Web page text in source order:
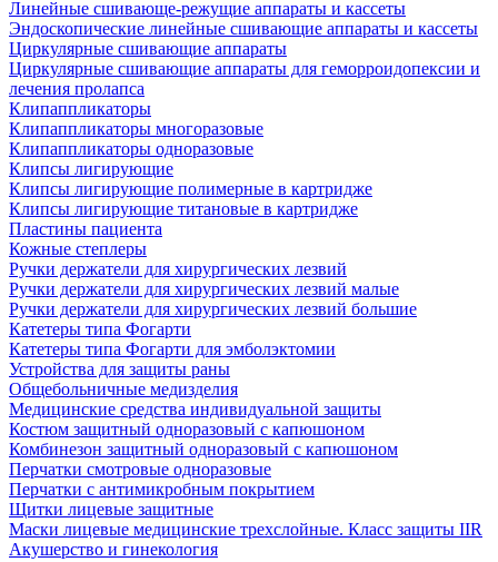
Линейные сшивающе-режущие аппараты и кассеты
Эндоскопические линейные сшивающие аппараты и кассеты
Циркулярные сшивающие аппараты
Циркулярные сшивающие аппараты для геморроидопексии и
лечения пролапса
Клипаппликаторы
Клипаппликаторы многоразовые
Клипаппликаторы одноразовые
Клипсы лигирующие
Клипсы лигирующие полимерные в картридже
Клипсы лигирующие титановые в картридже
Пластины пациента
Кожные степлеры
Ручки держатели для хирургических лезвий
Ручки держатели для хирургических лезвий малые
Ручки держатели для хирургических лезвий большие
Катетеры типа Фогарти
Катетеры типа Фогарти для эмболэктомии
Устройства для защиты раны
Общебольничные медизделия
Медицинские средства индивидуальной защиты
Костюм защитный одноразовый с капюшоном
Комбинезон защитный одноразовый с капюшоном
Перчатки смотровые одноразовые
Перчатки с антимикробным покрытием
Щитки лицевые защитные
Маски лицевые медицинские трехслойные. Класс защиты IIR
Акушерство и гинекология